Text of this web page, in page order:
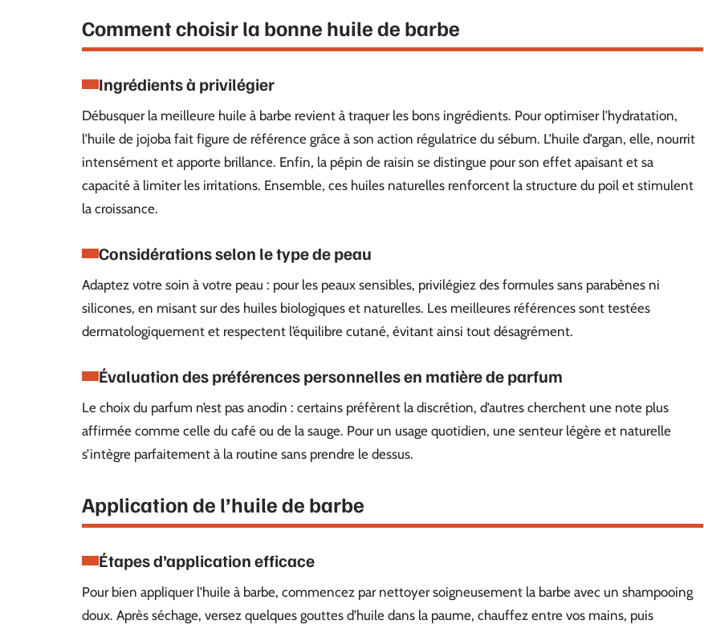
Comment choisir la bonne huile de barbe
Ingrédients à privilégier
Débusquer la meilleure huile à barbe revient à traquer les bons ingrédients. Pour optimiser l’hydratation,
l’huile de jojoba fait figure de référence grâce à son action régulatrice du sébum. L’huile d’argan, elle, nourrit
intensément et apporte brillance. Enfin, la pépin de raisin se distingue pour son effet apaisant et sa
capacité à limiter les irritations. Ensemble, ces huiles naturelles renforcent la structure du poil et stimulent
la croissance.
Considérations selon le type de peau
Adaptez votre soin à votre peau : pour les peaux sensibles, privilégiez des formules sans parabènes ni
silicones, en misant sur des huiles biologiques et naturelles. Les meilleures références sont testées
dermatologiquement et respectent l’équilibre cutané, évitant ainsi tout désagrément.
Évaluation des préférences personnelles en matière de parfum
Le choix du parfum n’est pas anodin : certains préfèrent la discrétion, d’autres cherchent une note plus
affirmée comme celle du café ou de la sauge. Pour un usage quotidien, une senteur légère et naturelle
s’intègre parfaitement à la routine sans prendre le dessus.
Application de l’huile de barbe
Étapes d’application efficace
Pour bien appliquer l’huile à barbe, commencez par nettoyer soigneusement la barbe avec un shampooing
doux. Après séchage, versez quelques gouttes d’huile dans la paume, chauffez entre vos mains, puis